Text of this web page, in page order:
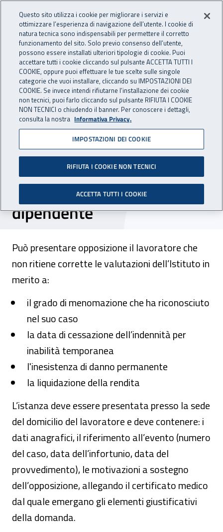
INAIL - Istituto Nazionale
ASSICURAZIONE Apri cerca
Navigazione principale
Navigazione - Ti trovi in:
Home Assicurazione
Soggetti tutelati
Lavoratore dipendente - industria/artigianato/terziario/altre
attività
Opposizione amministrativa e ricorso giudiziario - lavoratore
dipendente
Opposizione
amministrativa e ricorso
giudiziario - lavoratore
dipendente
Può presentare opposizione il lavoratore che
non ritiene corrette le valutazioni dell’Istituto in
merito a:
il grado di menomazione che ha riconosciuto
nel suo caso
la data di cessazione dell’indennità per
inabilità temporanea
l'inesistenza di danno permanente
la liquidazione della rendita
L’istanza deve essere presentata presso la sede
del domicilio del lavoratore e deve contenere: i
dati anagrafici, il riferimento all’evento (numero
del caso, data dell’infortunio, data del
provvedimento), le motivazioni a sostegno
dell’opposizione, allegando il certificato medico
dal quale emergano gli elementi giustificativi
della domanda.
Questo sito utilizza i cookie per migliorare i servizi e
ottimizzare l’esperienza di navigazione dell’utente. I cookie di
natura tecnica sono indispensabili per permettere il corretto
funzionamento del sito. Solo previo consenso dell’utente,
possono essere installati ulteriori tipologie di cookie. Puoi
accettare tutti i cookie cliccando sul pulsante ACCETTA TUTTI I
COOKIE, oppure puoi effettuare le tue scelte sulle singole
categorie che vuoi installare, cliccando su IMPOSTAZIONI DEI
COOKIE. Se invece intendi rifiutarne l’installazione dei cookie
non tecnici, puoi farlo cliccando sul pulsante RIFIUTA I COOKIE
NON TECNICI o chiudendo il banner. Per conoscere i dettagli,
consulta la nostra Informativa Privacy.
IMPOSTAZIONI DEI COOKIE
RIFIUTA I COOKIE NON TECNICI
ACCETTA TUTTI I COOKIE